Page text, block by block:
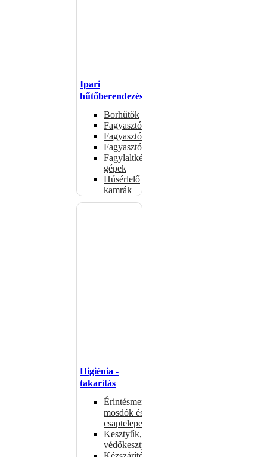
Ipari
hűtőberendezések
Borhűtők
Fagyasztóasztalok
Fagyasztóládák
Fagyasztószekrények
Fagylaltkészítő
gépek
Húsérlelő
kamrák
Higiénia -
takarítás
Érintésmentes
mosdók és
csaptelepek
Kesztyűk,
védőkesztyűk